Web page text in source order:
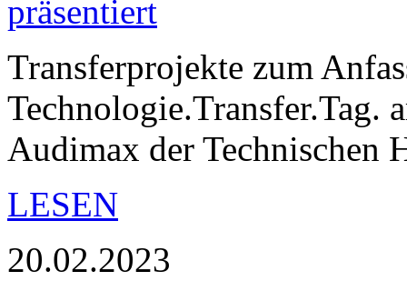
Transferprojekte zum
Technologie.Transfer.Tag.
Audimax der Technischen
LESEN
20.02.2023